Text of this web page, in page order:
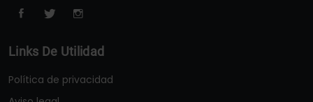
Links De Utilidad
Política de privacidad